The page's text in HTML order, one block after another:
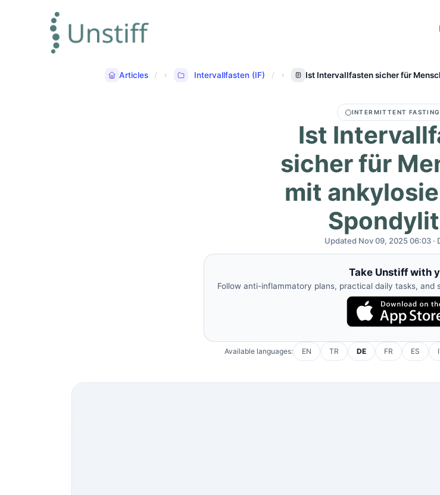
Articles Intervallfasten (IF) Ist Intervallfasten sicher für
INTERMITTENT
Ist
sicher für
mit
Updated Nov 09, 2025 06:03 ·
Take Unstiff with
Follow anti-inflammatory plans, practical daily tasks, and
Available languages: EN TR DE FR ES